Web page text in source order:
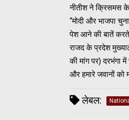
नीतीश ने क्रिसमस के
‘‘मोदी और भाजपा
पेश आने की बातें करते
राजद के प्रदेश
की मांग पर) दरभंगा
और हमारे जवानों को
लेबल: